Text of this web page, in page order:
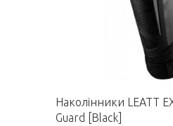
Наколінники LEATT
Guard [Black]